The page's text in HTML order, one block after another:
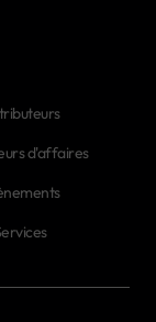
d'affaires